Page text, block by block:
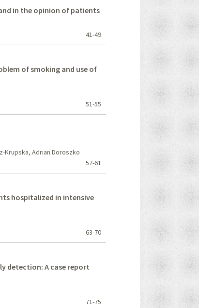
in the opinion of patients
41-49
of smoking and use of
51-55
Krupska, Adrian Doroszko
57-61
hospitalized in intensive
63-70
detection: A case report
71-75